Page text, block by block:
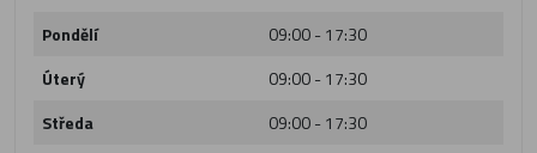
Pondělí
09:00 - 17:30
Úterý
09:00 - 17:30
Středa
09:00 - 17:30